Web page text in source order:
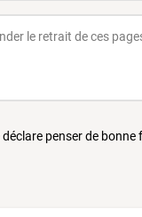
penser de